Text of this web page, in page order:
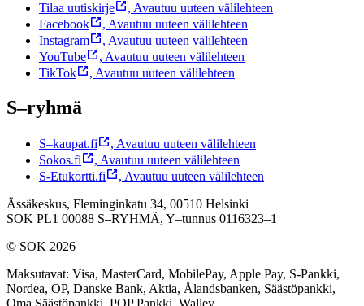
Tilaa uutiskirje , Avautuu uuteen välilehteen
Facebook
, Avautuu uuteen välilehteen
Instagram
, Avautuu uuteen välilehteen
YouTube
, Avautuu uuteen välilehteen
TikTok
, Avautuu uuteen välilehteen
S–ryhmä
S–kaupat.fi , Avautuu uuteen välilehteen
Sokos.fi
, Avautuu uuteen välilehteen
S-Etukortti.fi
, Avautuu uuteen välilehteen
Ässäkeskus, Fleminginkatu 34, 00510 Helsinki
SOK PL1 00088 S–RYHMÄ, Y–tunnus 0116323–1
© SOK 2026
Maksutavat: Visa, MasterCard, MobilePay, Apple Pay, S-Pankki,
Nordea, OP, Danske Bank, Aktia, Ålandsbanken, Säästöpankki,
Oma Säästöpankki, POP Pankki, Walley